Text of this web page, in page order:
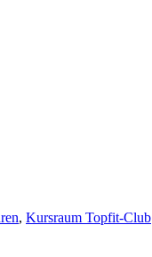
, Kursraum Topfit-Club